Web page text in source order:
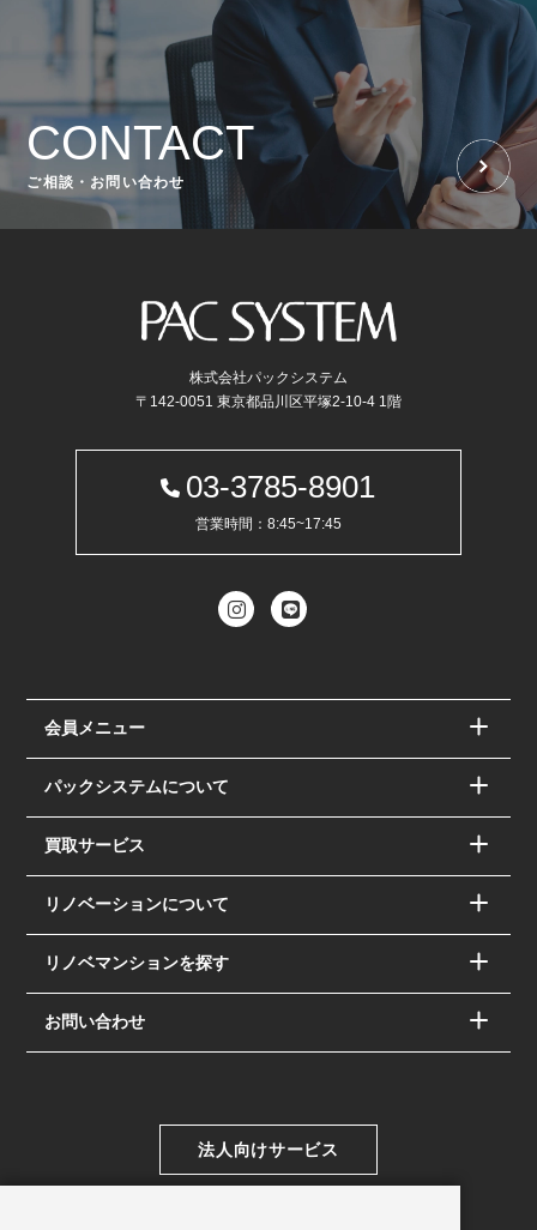
CONTACT
ご相談・お問い合わせ
株式会社パックシステム
〒142-0051 東京都品川区平塚2-10-4 1階
03-3785-8901
営業時間：8:45~17:45
会員メニュー
パックシステムについて
買取サービス
リノベーションについて
リノベマンションを探す
お問い合わせ
法人向けサービス